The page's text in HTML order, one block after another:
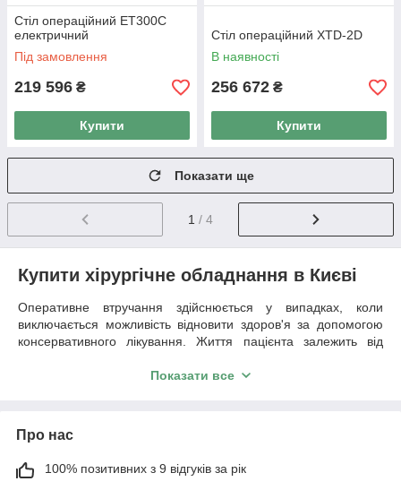
Стіл операційний ЕТ300С
електричний
Під замовлення
219 596 ₴
Купити
Стіл операційний XTD-2D
В наявності
256 672 ₴
Купити
Показати ще
1 / 4
Купити хірургічне обладнання в Києві
Оперативне втручання здійснюється у випадках, коли
виключається можливість відновити здоров'я за допомогою
консервативного лікування. Життя пацієнта залежить від
обстановці проводиться операція.
матеріально-технічної бази. Придбання якісного сучасного
оперативних втручань.
Показати все
Про нас
100% позитивних з 9 відгуків за рік